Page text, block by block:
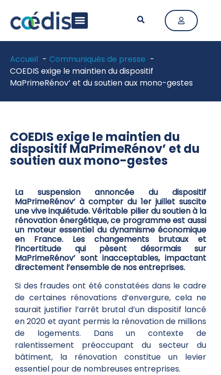
Accueil
Communiqués de presse
COEDIS exige le maintien du dispositif
MaPrimeRénov’ et du soutien aux mono-gestes
COEDIS exige le maintien du
dispositif MaPrimeRénov’ et du
soutien aux mono-gestes
La suspension annoncée du dispositif
MaPrimeRénov’ à compter du 1er juillet suscite
une vive inquiétude. Véritable pilier du soutien à la
rénovation énergétique, ce programme est aussi
un moteur essentiel du dynamisme économique
en France. Les changements brutaux et
l’incertitude qui pèsent désormais sur
MaPrimeRénov’ sont inacceptables, impactant
directement l’ensemble de nos entreprises.
Si des fraudes ont été constatées dans le cadre
de certaines rénovations d’envergure, cela ne
saurait justifier l’arrêt brutal d’un dispositif lancé
en 2020 et ayant permis la rénovation de millions
de logements. Dans un contexte de
ralentissement préoccupant du secteur du
bâtiment, la rénovation constitue un levier
essentiel pour de nombreuses entreprises.